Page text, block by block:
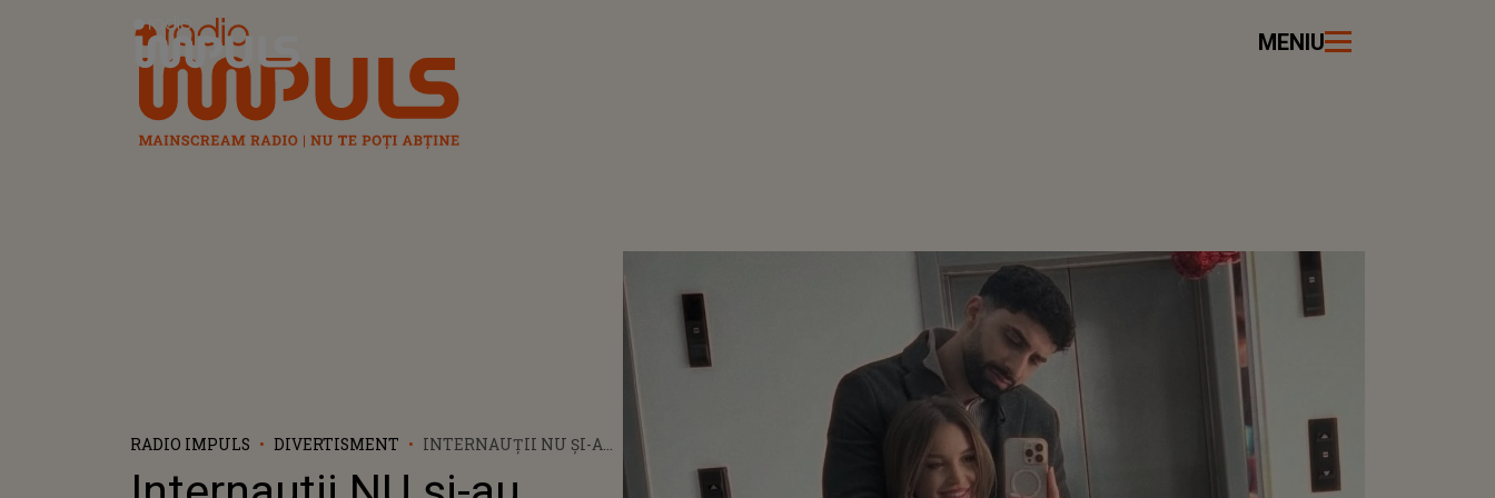
Radio Impuls MENIU
RADIO IMPULS DIVERTISMENT
INTERNAUȚII NU ȘI-AU
VĂZUT CE A FĂCUT